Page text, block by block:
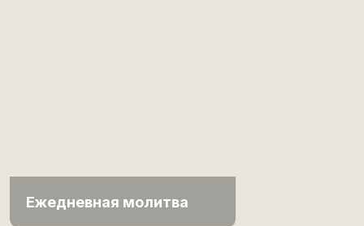
Ежедневная молитва